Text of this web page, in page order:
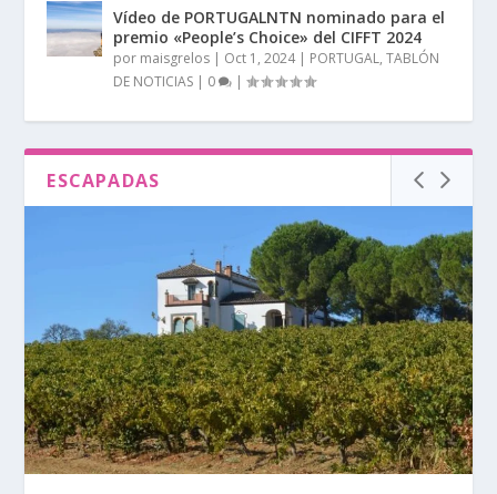
Vídeo de PORTUGALNTN nominado para el
premio «People’s Choice» del CIFFT 2024
por maisgrelos | Oct 1, 2024| PORTUGAL,TABLÓN
DE NOTICIAS | 0 |
ESCAPADAS